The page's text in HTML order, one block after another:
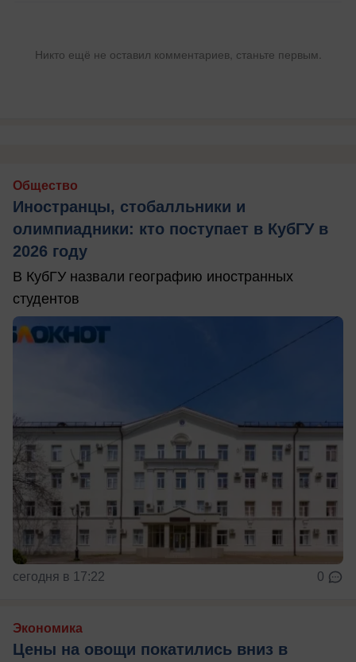
Никто ещё не оставил комментариев, станьте первым.
Общество
Иностранцы, стобалльники и
олимпиадники: кто поступает в КубГУ в
2026 году
В КубГУ назвали географию иностранных
студентов
сегодня в 17:22 0
Экономика
Цены на овощи покатились вниз в